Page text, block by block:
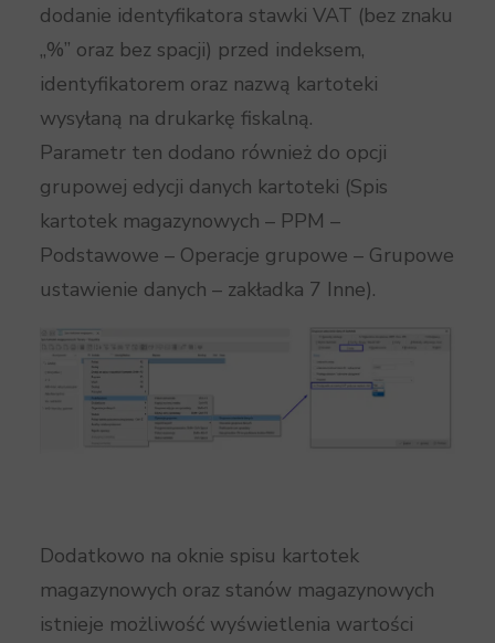
dodanie identyfikatora stawki VAT (bez znaku
„%” oraz bez spacji) przed indeksem,
identyfikatorem oraz nazwą kartoteki
wysyłaną na drukarkę fiskalną.
Parametr ten dodano również do opcji
grupowej edycji danych kartoteki (Spis
kartotek magazynowych – PPM –
Podstawowe – Operacje grupowe – Grupowe
ustawienie danych – zakładka 7 Inne).
Dodatkowo na oknie spisu kartotek
magazynowych oraz stanów magazynowych
istnieje możliwość wyświetlenia wartości